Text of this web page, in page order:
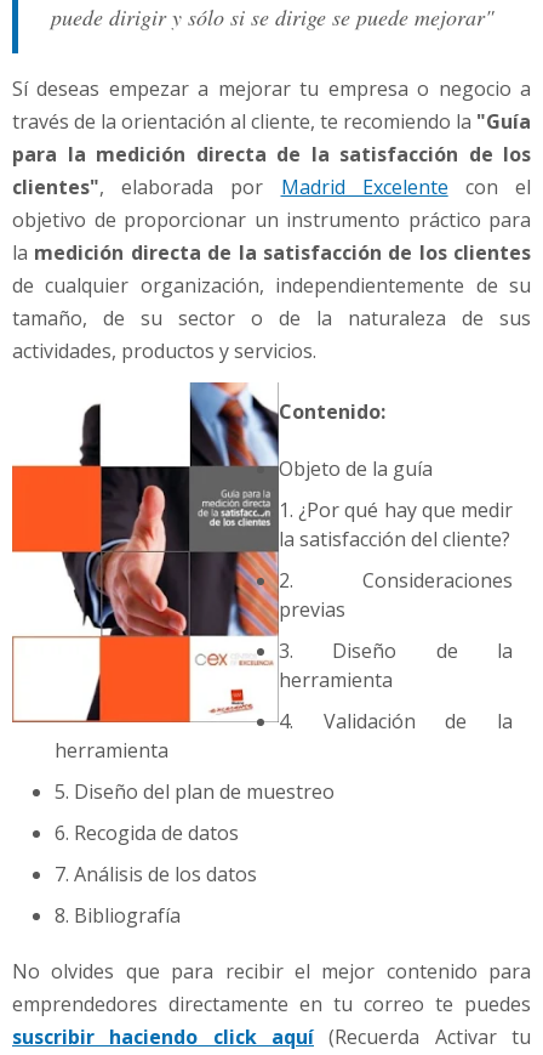
puede dirigir y sólo si se dirige se puede mejorar"
Sí deseas empezar a mejorar tu empresa o negocio a
través de la orientación al cliente, te recomiendo la "Guía
para la medición directa de la satisfacción de los
clientes", elaborada por Madrid Excelente con el
objetivo de proporcionar un instrumento práctico para
la medición directa de la satisfacción de los clientes
de cualquier organización, independientemente de su
tamaño, de su sector o de la naturaleza de sus
actividades, productos y servicios.
Contenido:
Objeto de la guía
1. ¿Por qué hay que medir
la satisfacción del cliente?
2. Consideraciones
previas
3. Diseño de la
herramienta
4. Validación de la
herramienta
5. Diseño del plan de muestreo
6. Recogida de datos
7. Análisis de los datos
8. Bibliografía
No olvides que para recibir el mejor contenido para
emprendedores directamente en tu correo te puedes
suscribir haciendo click aquí (Recuerda Activar tu